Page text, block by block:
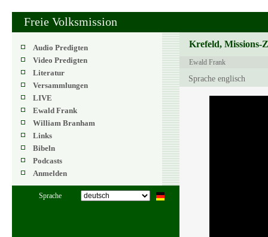
Freie Volksmission
Audio Predigten
Video Predigten
Literatur
Versammlungen
LIVE
Ewald Frank
William Branham
Links
Bibeln
Podcasts
Anmelden
Sprache
Krefeld, Missions-
Ewald Frank
Sprache englisch